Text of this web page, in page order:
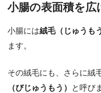
小腸の表面積を
小腸には絨毛（じゅうも
ます。
その絨毛にも、さらに絨
（びじゅうもう）
と呼び